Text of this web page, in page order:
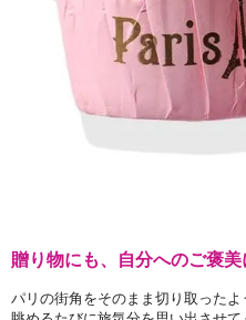
贈り物にも、自分へのご褒美
パリの街角をそのまま切り取ったよ